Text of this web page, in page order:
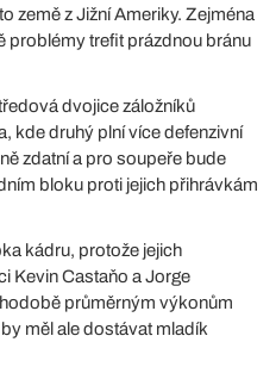
země z Jižní Ameriky. Zejména
problémy trefit prázdnou bránu
dvojice záložníků
kde druhý plní více defenzivní
zdatní a pro soupeře bude
bloku proti jejich přihrávkám
kádru, protože jejich
Kevin Castaňo a Jorge
průměrným výkonům
měl ale dostávat mladík